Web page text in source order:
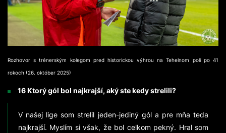
Rozhovor s trénerským kolegom pred historickou výhrou na Tehelnom poli po 41
rokoch (26. október 2025)
16 Ktorý gól bol najkrajší, aký ste kedy strelili?
V našej lige som strelil jeden-jediný gól a pre mňa teda
najkrajší. Myslím si však, že bol celkom pekný. Hral som